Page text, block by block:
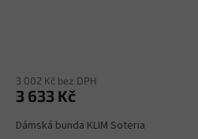
3 002 Kč bez DPH
3 633 Kč
Dámská bunda KLIM Soteria